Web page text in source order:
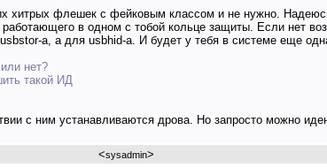
хитрых флешек с фейковым классом и не нужно.
в одном с тобой кольце защиты. Если нет
а, а для usbhid-а. И будет у тебя в системе еще
нет?
такой ИД
с ним устанавливаются дрова. Но запросто можно
<sysadmin>